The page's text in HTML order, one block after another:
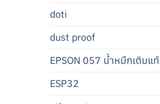
doti
dust proof
EPSON 057 น้ำหมึกเติมแท้
ESP32